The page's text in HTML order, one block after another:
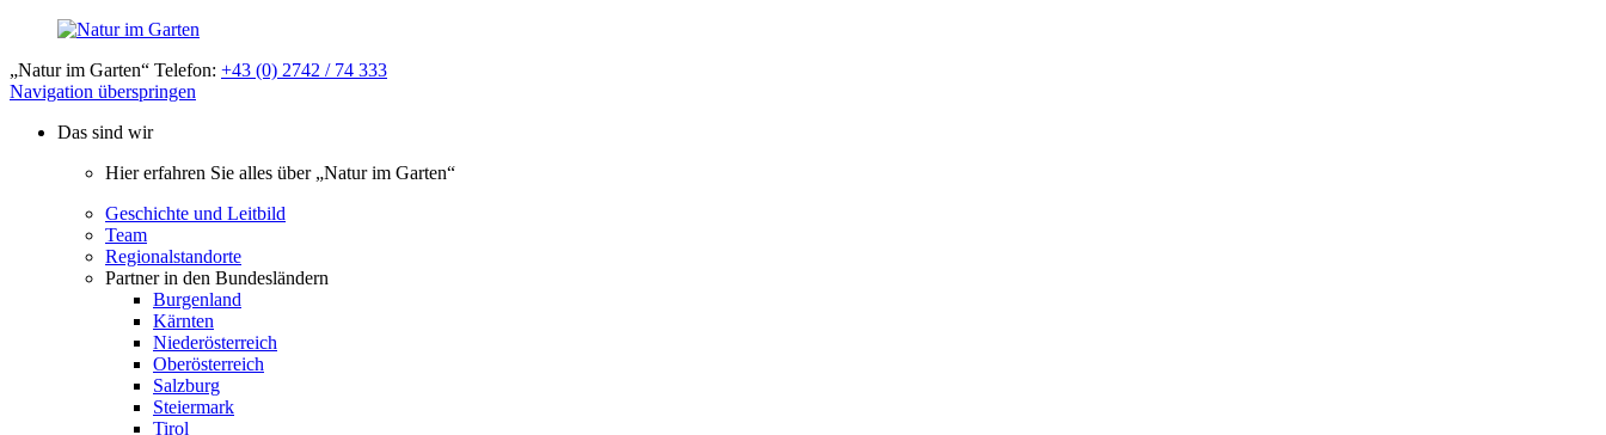
„Natur im Garten“ Telefon: +43 (0) 2742 / 74 333
Navigation überspringen
Das sind wir
Hier erfahren Sie alles über „Natur im Garten“
Geschichte und Leitbild
Team
Regionalstandorte
Partner in den Bundesländern
Burgenland
Kärnten
Niederösterreich
Oberösterreich
Salzburg
Steiermark
Tirol